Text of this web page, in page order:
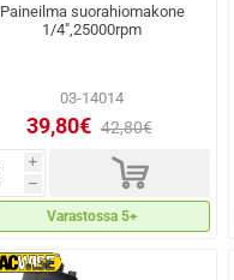
Paineilma suorahiomakone
1/4",25000rpm
03-14014
39,80€ 42,80€
i
h d
Varastossa 5+